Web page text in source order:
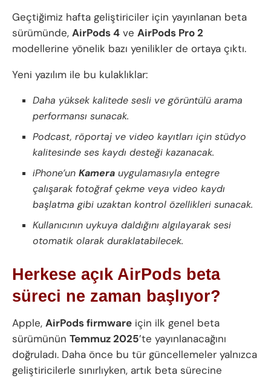
Geçtiğimiz hafta geliştiriciler için yayınlanan beta
sürümünde, AirPods 4 ve AirPods Pro 2
modellerine yönelik bazı yenilikler de ortaya çıktı.
Yeni yazılım ile bu kulaklıklar:
Daha yüksek kalitede sesli ve görüntülü arama
performansı sunacak.
Podcast, röportaj ve video kayıtları için stüdyo
kalitesinde ses kaydı desteği kazanacak.
iPhone’unKamera uygulamasıyla entegre
çalışarak fotoğraf çekme veya video kaydı
başlatma gibi uzaktan kontrol özellikleri sunacak.
Kullanıcının uykuya daldığını algılayarak sesi
otomatik olarak duraklatabilecek.
Herkese açık AirPods beta
süreci ne zaman başlıyor?
Apple, AirPods firmware için ilk genel beta
sürümünün Temmuz 2025’te yayınlanacağını
doğruladı. Daha önce bu tür güncellemeler yalnızca
geliştiricilerle sınırlıyken, artık beta sürecine